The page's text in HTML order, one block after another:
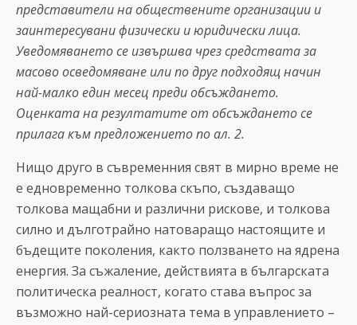
представители на обществените организации и
заинтересувани физически и юридически лица.
Уведомяването се извършва чрез средствата за
масово осведомяване или по друг подходящ начин
най-малко един месец преди обсъждането.
Оценката на резултатите от обсъждането се
прилага към предложението по ал. 2.
Нищо друго в съвременния свят в мирно време не
е едновременно толкова скъпо, създаващо
толкова мащабни и различни рискове, и толкова
силно и дълготрайно натоваращо настоящите и
бъдещите поколения, както ползването на ядрена
енергия. За съжаление, действията в българската
политическа реалност, когато става въпрос за
възможно най-сериозната тема в управлението –